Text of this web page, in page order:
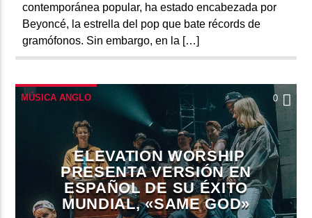
contemporánea popular, ha estado encabezada por
Beyoncé, la estrella del pop que bate récords de
gramófonos. Sin embargo, en la […]
MÚSICA ANGLO 0
ELEVATION WORSHIP
PRESENTA VERSIÓN EN
ESPAÑOL DE SU ÉXITO
MUNDIAL, «SAME GOD»